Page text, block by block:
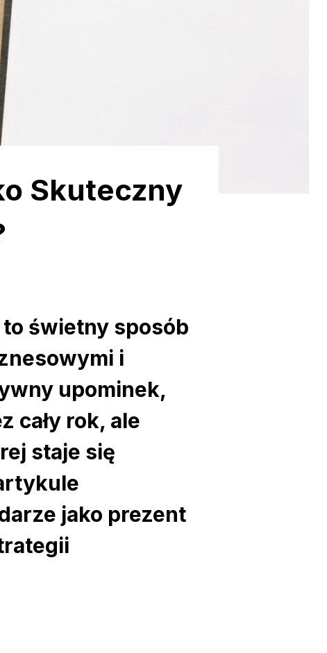
Skuteczny
świetny sposób
i
upominek,
cały rok, ale
staje się
jako prezent